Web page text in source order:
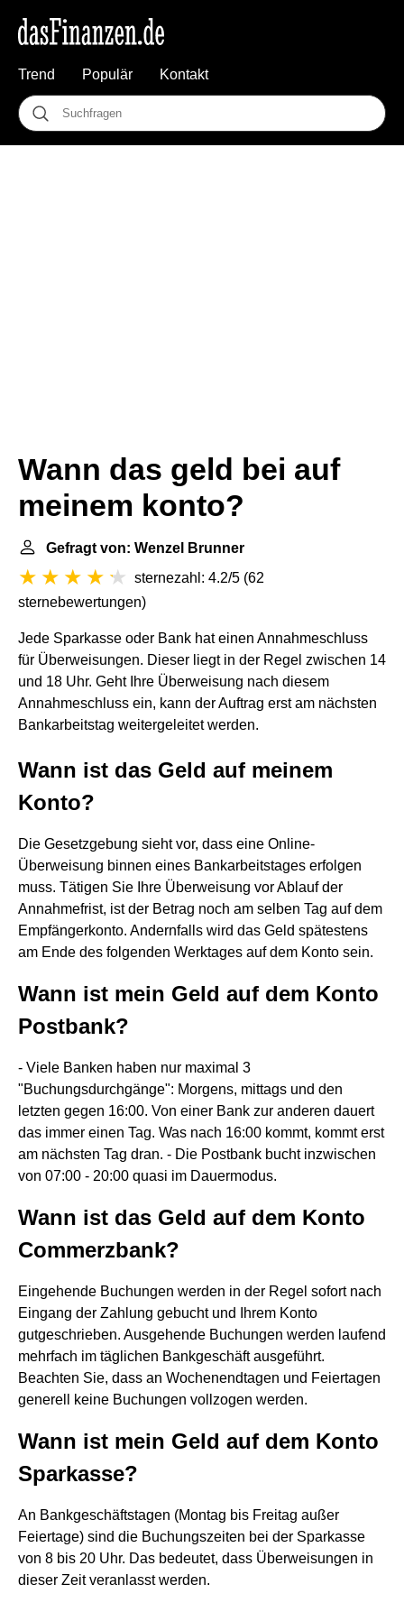
Trend Populär Kontakt
Wann das geld bei auf
meinem konto?
Gefragt von: Wenzel Brunner
sternezahl: 4.2/5 (62
sternebewertungen)
Jede Sparkasse oder Bank hat einen Annahmeschluss
für Überweisungen. Dieser liegt in der Regel zwischen 14
und 18 Uhr. Geht Ihre Überweisung nach diesem
Annahmeschluss ein, kann der Auftrag erst am nächsten
Bankarbeitstag weitergeleitet werden.
Wann ist das Geld auf meinem
Konto?
Die Gesetzgebung sieht vor, dass eine Online-
Überweisung binnen eines Bankarbeitstages erfolgen
muss. Tätigen Sie Ihre Überweisung vor Ablauf der
Annahmefrist, ist der Betrag noch am selben Tag auf dem
Empfängerkonto. Andernfalls wird das Geld spätestens
am Ende des folgenden Werktages auf dem Konto sein.
Wann ist mein Geld auf dem Konto
Postbank?
- Viele Banken haben nur maximal 3
"Buchungsdurchgänge": Morgens, mittags und den
letzten gegen 16:00. Von einer Bank zur anderen dauert
das immer einen Tag. Was nach 16:00 kommt, kommt erst
am nächsten Tag dran. - Die Postbank bucht inzwischen
von 07:00 - 20:00 quasi im Dauermodus.
Wann ist das Geld auf dem Konto
Commerzbank?
Eingehende Buchungen werden in der Regel sofort nach
Eingang der Zahlung gebucht und Ihrem Konto
gutgeschrieben. Ausgehende Buchungen werden laufend
mehrfach im täglichen Bankgeschäft ausgeführt.
Beachten Sie, dass an Wochenendtagen und Feiertagen
generell keine Buchungen vollzogen werden.
Wann ist mein Geld auf dem Konto
Sparkasse?
An Bankgeschäftstagen (Montag bis Freitag außer
Feiertage) sind die Buchungszeiten bei der Sparkasse
von 8 bis 20 Uhr. Das bedeutet, dass Überweisungen in
dieser Zeit veranlasst werden.